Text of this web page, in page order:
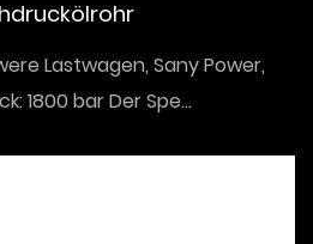
Lastwagen, Sany Power,
Systemdruck: 1800 bar Der Spe...